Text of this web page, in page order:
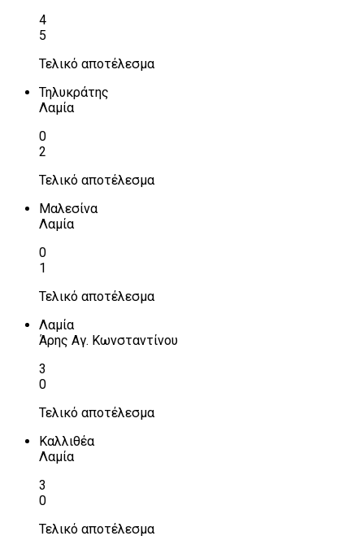
4
5
Τελικό αποτέλεσμα
Τηλυκράτης
Λαμία
0
2
Τελικό αποτέλεσμα
Μαλεσίνα
Λαμία
0
1
Τελικό αποτέλεσμα
Λαμία
Άρης Αγ. Κωνσταντίνου
3
0
Τελικό αποτέλεσμα
Καλλιθέα
Λαμία
3
0
Τελικό αποτέλεσμα